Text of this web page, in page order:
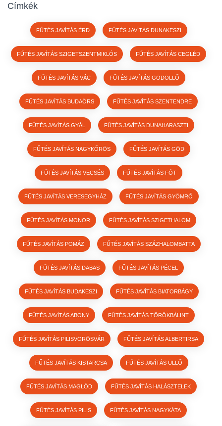
Címkék
FŰTÉS JAVÍTÁS ÉRD FŰTÉS JAVÍTÁS DUNAKESZI
FŰTÉS JAVÍTÁS SZIGETSZENTMIKLÓS FŰTÉS JAVÍTÁS CEGLÉD
FŰTÉS JAVÍTÁS VÁC FŰTÉS JAVÍTÁS GÖDÖLLŐ
FŰTÉS JAVÍTÁS BUDAÖRS FŰTÉS JAVÍTÁS SZENTENDRE
FŰTÉS JAVÍTÁS GYÁL FŰTÉS JAVÍTÁS DUNAHARASZTI
FŰTÉS JAVÍTÁS NAGYKŐRÖS FŰTÉS JAVÍTÁS GÖD
FŰTÉS JAVÍTÁS VECSÉS FŰTÉS JAVÍTÁS FÓT
FŰTÉS JAVÍTÁS VERESEGYHÁZ FŰTÉS JAVÍTÁS GYÖMRŐ
FŰTÉS JAVÍTÁS MONOR FŰTÉS JAVÍTÁS SZIGETHALOM
FŰTÉS JAVÍTÁS POMÁZ FŰTÉS JAVÍTÁS SZÁZHALOMBATTA
FŰTÉS JAVÍTÁS DABAS FŰTÉS JAVÍTÁS PÉCEL
FŰTÉS JAVÍTÁS BUDAKESZI FŰTÉS JAVÍTÁS BIATORBÁGY
FŰTÉS JAVÍTÁS ABONY FŰTÉS JAVÍTÁS TÖRÖKBÁLINT
FŰTÉS JAVÍTÁS PILISVÖRÖSVÁR FŰTÉS JAVÍTÁS ALBERTIRSA
FŰTÉS JAVÍTÁS KISTARCSA FŰTÉS JAVÍTÁS ÜLLŐ
FŰTÉS JAVÍTÁS MAGLÓD FŰTÉS JAVÍTÁS HALÁSZTELEK
FŰTÉS JAVÍTÁS PILIS FŰTÉS JAVÍTÁS NAGYKÁTA